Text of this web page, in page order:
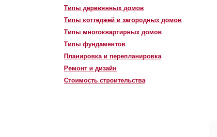
Типы деревянных домов
Типы коттеджей и загородных домов
Типы многоквартирных домов
Типы фундаментов
Планировка и перепланировка
Ремонт и дизайн
Стоимость строительства